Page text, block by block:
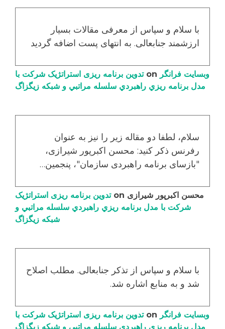
با سلام و سپاس از معرفی مقالات بسیار
ارزشمند جنابعالی. به انتهای پست اضافه گردید
وبسایت فرانگر
تدوین برنامه ریزی استراتژیک شرکت با
مدل برنامه ریزي راهبردي سلسله مراتبي و شبکه زیگزاگ
سلام، لطفا دو مقاله زیر را نیز به عنوان
رفرنس ذکر کنید: محسن اکبرپور شیرازی،
"بازسای برنامه راهبردی سازمان"، پنجمین…
محسن اکبرپور شیرازی
تدوین برنامه ریزی استراتژیک
شرکت با مدل برنامه ریزي راهبردي سلسله مراتبي و
شبکه زیگزاگ
با سلام و سپاس از تذکر جنابعالی. مطلب اصلاح
شد و به منابع اشاره شد.
وبسایت فرانگر
تدوین برنامه ریزی استراتژیک شرکت با
مدل برنامه ریزي راهبردي سلسله مراتبي و شبکه زیگزاگ